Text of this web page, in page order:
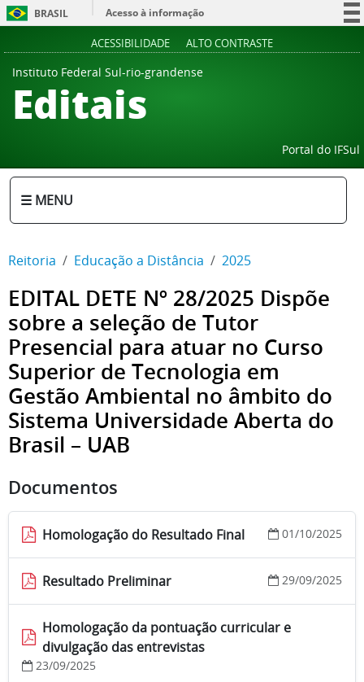
BRASIL
Acesso à informação
ACESSIBILIDADE ALTO CONTRASTE
Instituto Federal Sul-rio-grandense
Editais
Portal do IFSul
☰ MENU
Reitoria Educação a Distância 2025
EDITAL DETE Nº 28/2025 Dispõe
sobre a seleção de Tutor
Presencial para atuar no Curso
Superior de Tecnologia em
Gestão Ambiental no âmbito do
Sistema Universidade Aberta do
Brasil – UAB
Documentos
Homologação do Resultado Final 01/10/2025
Resultado Preliminar 29/09/2025
Homologação da pontuação curricular e
divulgação das entrevistas
23/09/2025